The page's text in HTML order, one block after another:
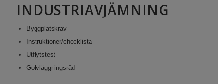
INDUSTRIAVJÄMNING
Byggplatskrav
Instruktioner/checklista
Utflytstest
Golvläggningsråd